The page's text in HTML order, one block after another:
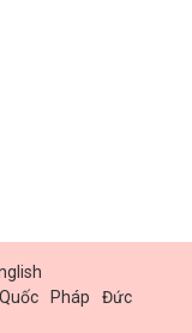
Pháp
Đức